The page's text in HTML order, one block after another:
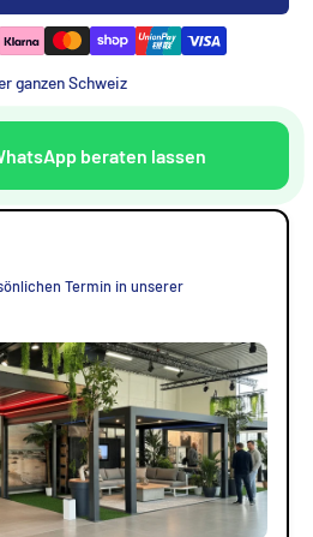
ganzen Schweiz
beraten lassen
Termin in unserer